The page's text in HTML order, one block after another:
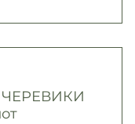
ЧЕРЕВИКИ